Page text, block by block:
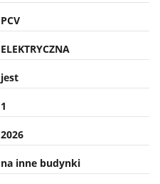
PCV
ELEKTRYCZNA
jest
1
2026
na inne budynki